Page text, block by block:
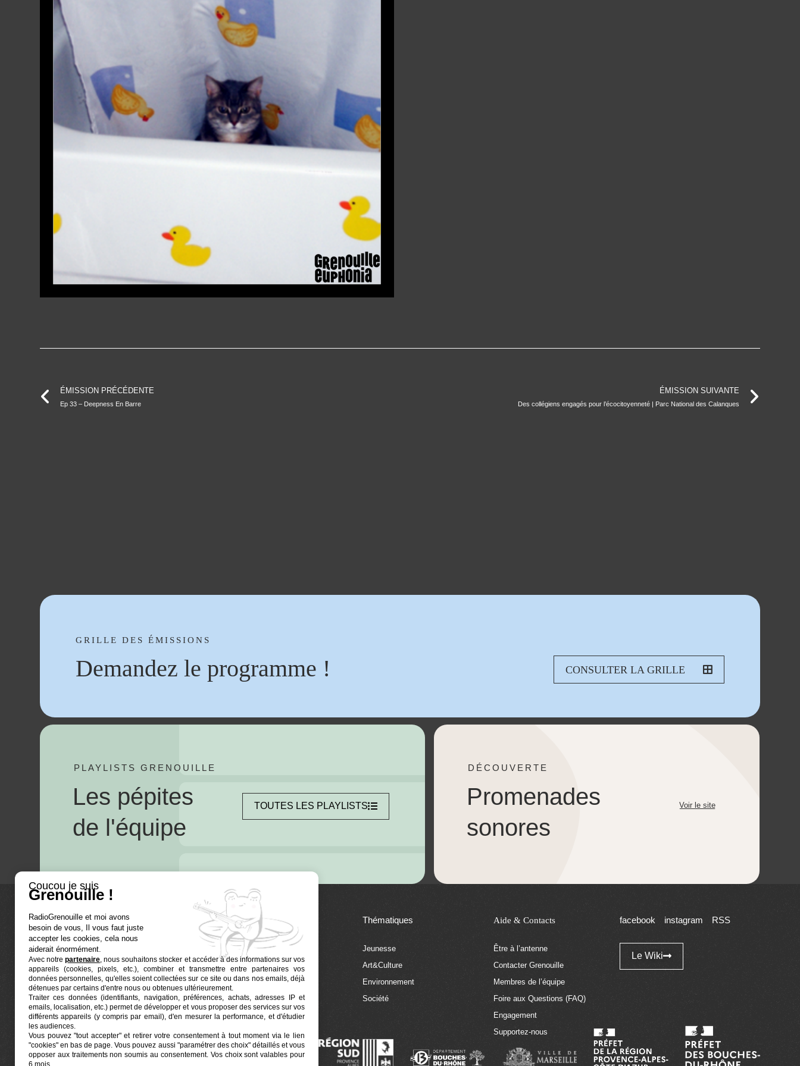
ÉMISSION PRÉCÉDENTE
Ep 33 – Deepness En Barre
ÉMISSION SUIVANTE
Des collégiens engagés pour l’écocitoyenneté | Parc National des Calanques
GRILLE DES ÉMISSIONS
Demandez le programme ! CONSULTER LA GRILLE
PLAYLISTS GRENOUILLE
Les pépites
de l'équipe
TOUTES LES PLAYLISTS
DÉCOUVERTE
Promenades
sonores
Voir le site
Euphonia est le partenaire producteur de
Radio Grenouille, radio associative
marseillaise.
Locaux situés à la Friche Belle de Mai
41, rue Jobin — 13003 Marseille
La radio
Ré-écouter
Actualités
Programmation
Grenouille Euphonia
Thématiques
Jeunesse
Art&Culture
Environnement
Société
Aide & Contacts
Être à l’antenne
Contacter Grenouille
Membres de l’équipe
Foire aux Questions (FAQ)
Engagement
Supportez-nous
facebook instagram RSS
Le Wiki
Coucou je suis
Grenouille !
RadioGrenouille et moi avons
besoin de vous, Il vous faut juste
accepter les cookies, cela nous
aiderait énormément.
Avec notrepartenaire, nous souhaitons stocker et accéder à des informations sur vos
appareils (cookies, pixels, etc.), combiner et transmettre entre partenaires vos
données personnelles, qu'elles soient collectées sur ce site ou dans nos emails, déjà
détenues par certains d'entre nous ou obtenues ultérieurement.
Traiter ces données (identifiants, navigation, préférences, achats, adresses IP et
emails, localisation, etc.) permet de développer et vous proposer des services sur vos
différents appareils (y compris par email), d'en mesurer la performance, et d'étudier
les audiences.
Vous pouvez "tout accepter" et retirer votre consentement à tout moment via le lien
"cookies" en bas de page. Vous pouvez aussi "paramétrer des choix" détaillés et vous
opposer aux traitements non soumis au consentement. Vos choix sont valables pour
6 mois.